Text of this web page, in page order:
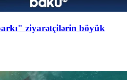
ziyarətçilərin böyük